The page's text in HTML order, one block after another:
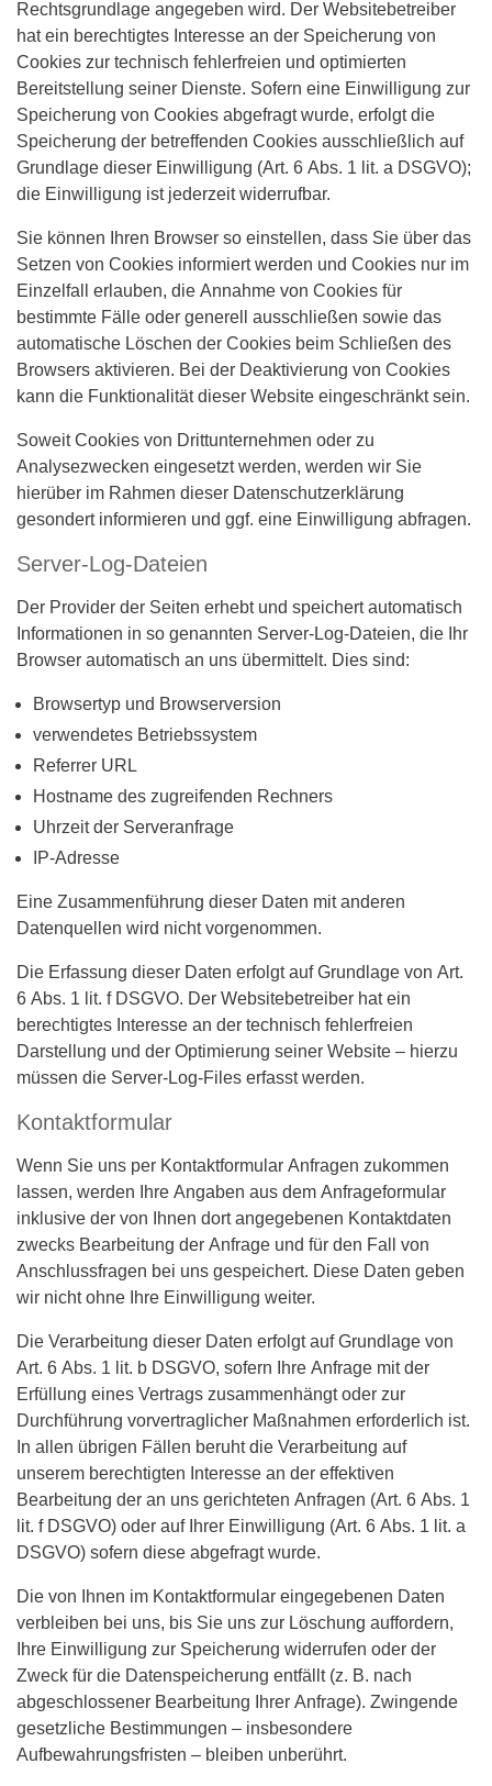
Rechtsgrundlage angegeben wird. Der Websitebetreiber
hat ein berechtigtes Interesse an der Speicherung von
Cookies zur technisch fehlerfreien und optimierten
Bereitstellung seiner Dienste. Sofern eine Einwilligung zur
Speicherung von Cookies abgefragt wurde, erfolgt die
Speicherung der betreffenden Cookies ausschließlich auf
Grundlage dieser Einwilligung (Art. 6 Abs. 1 lit. a DSGVO);
die Einwilligung ist jederzeit widerrufbar.
Sie können Ihren Browser so einstellen, dass Sie über das
Setzen von Cookies informiert werden und Cookies nur im
Einzelfall erlauben, die Annahme von Cookies für
bestimmte Fälle oder generell ausschließen sowie das
automatische Löschen der Cookies beim Schließen des
Browsers aktivieren. Bei der Deaktivierung von Cookies
kann die Funktionalität dieser Website eingeschränkt sein.
Soweit Cookies von Drittunternehmen oder zu
Analysezwecken eingesetzt werden, werden wir Sie
hierüber im Rahmen dieser Datenschutzerklärung
gesondert informieren und ggf. eine Einwilligung abfragen.
Server-Log-Dateien
Der Provider der Seiten erhebt und speichert automatisch
Informationen in so genannten Server-Log-Dateien, die Ihr
Browser automatisch an uns übermittelt. Dies sind:
Browsertyp und Browserversion
verwendetes Betriebssystem
Referrer URL
Hostname des zugreifenden Rechners
Uhrzeit der Serveranfrage
IP-Adresse
Eine Zusammenführung dieser Daten mit anderen
Datenquellen wird nicht vorgenommen.
Die Erfassung dieser Daten erfolgt auf Grundlage von Art.
6 Abs. 1 lit. f DSGVO. Der Websitebetreiber hat ein
berechtigtes Interesse an der technisch fehlerfreien
Darstellung und der Optimierung seiner Website – hierzu
müssen die Server-Log-Files erfasst werden.
Kontaktformular
Wenn Sie uns per Kontaktformular Anfragen zukommen
lassen, werden Ihre Angaben aus dem Anfrageformular
inklusive der von Ihnen dort angegebenen Kontaktdaten
zwecks Bearbeitung der Anfrage und für den Fall von
Anschlussfragen bei uns gespeichert. Diese Daten geben
wir nicht ohne Ihre Einwilligung weiter.
Die Verarbeitung dieser Daten erfolgt auf Grundlage von
Art. 6 Abs. 1 lit. b DSGVO, sofern Ihre Anfrage mit der
Erfüllung eines Vertrags zusammenhängt oder zur
Durchführung vorvertraglicher Maßnahmen erforderlich ist.
In allen übrigen Fällen beruht die Verarbeitung auf
unserem berechtigten Interesse an der effektiven
Bearbeitung der an uns gerichteten Anfragen (Art. 6 Abs. 1
lit. f DSGVO) oder auf Ihrer Einwilligung (Art. 6 Abs. 1 lit. a
DSGVO) sofern diese abgefragt wurde.
Die von Ihnen im Kontaktformular eingegebenen Daten
verbleiben bei uns, bis Sie uns zur Löschung auffordern,
Ihre Einwilligung zur Speicherung widerrufen oder der
Zweck für die Datenspeicherung entfällt (z. B. nach
abgeschlossener Bearbeitung Ihrer Anfrage). Zwingende
gesetzliche Bestimmungen – insbesondere
Aufbewahrungsfristen – bleiben unberührt.